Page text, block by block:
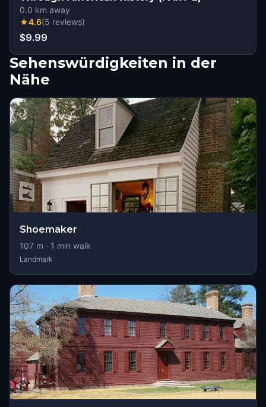
0.0 km away
★4.6(5 reviews)
$9.99
Sehenswürdigkeiten in der
Nähe
Shoemaker
107 m · 1 min walk
Landmark